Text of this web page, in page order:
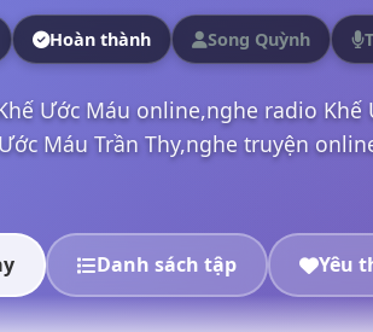
Hoàn thành Song Quỳnh
Ước Máu online,nghe radio
Máu Trần Thy,nghe truyện
Danh sách tập Yêu